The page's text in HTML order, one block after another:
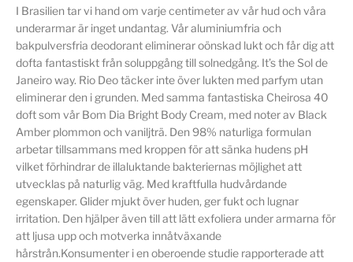
I Brasilien tar vi hand om varje centimeter av vår hud och våra
underarmar är inget undantag. Vår aluminiumfria och
bakpulversfria deodorant eliminerar oönskad lukt och får dig att
dofta fantastiskt från soluppgång till solnedgång. It’s the Sol de
Janeiro way. Rio Deo täcker inte över lukten med parfym utan
eliminerar den i grunden. Med samma fantastiska Cheirosa 40
doft som vår Bom Dia Bright Body Cream, med noter av Black
Amber plommon och vaniljträ. Den 98% naturliga formulan
arbetar tillsammans med kroppen för att sänka hudens pH
vilket förhindrar de illaluktande bakteriernas möjlighet att
utvecklas på naturlig väg. Med kraftfulla hudvårdande
egenskaper. Glider mjukt över huden, ger fukt och lugnar
irritation. Den hjälper även till att lätt exfoliera under armarna för
att ljusa upp och motverka innåtväxande
hårstrån.Konsumenter i en oberoende studie rapporterade att